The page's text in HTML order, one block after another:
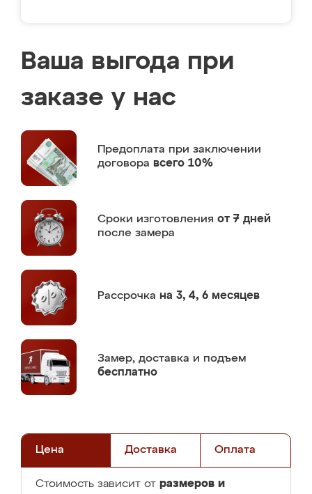
Ваша выгода при
заказе у нас
Предоплата при заключении
договора всего 10%
Сроки изготовления от 7 дней
после замера
Рассрочка на 3, 4, 6 месяцев
Замер, доставка и подъем
бесплатно
Цена Доставка Оплата
Стоимость зависит от размеров и